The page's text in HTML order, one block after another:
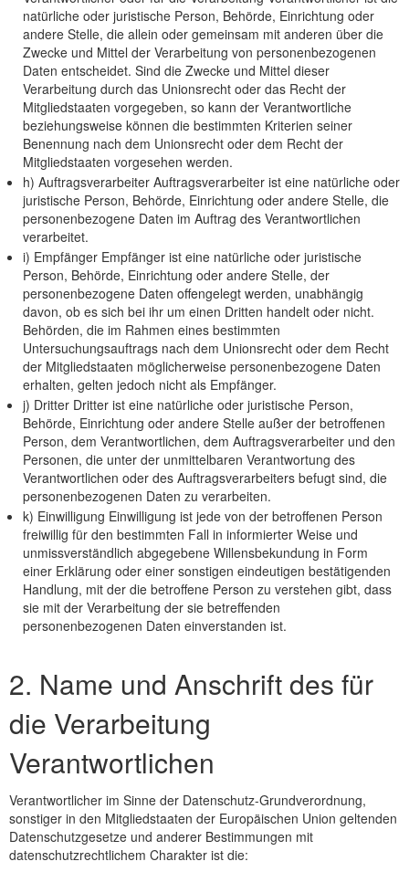
natürliche oder juristische Person, Behörde, Einrichtung oder
andere Stelle, die allein oder gemeinsam mit anderen über die
Zwecke und Mittel der Verarbeitung von personenbezogenen
Daten entscheidet. Sind die Zwecke und Mittel dieser
Verarbeitung durch das Unionsrecht oder das Recht der
Mitgliedstaaten vorgegeben, so kann der Verantwortliche
beziehungsweise können die bestimmten Kriterien seiner
Benennung nach dem Unionsrecht oder dem Recht der
Mitgliedstaaten vorgesehen werden.
h) Auftragsverarbeiter Auftragsverarbeiter ist eine natürliche oder
juristische Person, Behörde, Einrichtung oder andere Stelle, die
personenbezogene Daten im Auftrag des Verantwortlichen
verarbeitet.
i) Empfänger Empfänger ist eine natürliche oder juristische
Person, Behörde, Einrichtung oder andere Stelle, der
personenbezogene Daten offengelegt werden, unabhängig
davon, ob es sich bei ihr um einen Dritten handelt oder nicht.
Behörden, die im Rahmen eines bestimmten
Untersuchungsauftrags nach dem Unionsrecht oder dem Recht
der Mitgliedstaaten möglicherweise personenbezogene Daten
erhalten, gelten jedoch nicht als Empfänger.
j) Dritter Dritter ist eine natürliche oder juristische Person,
Behörde, Einrichtung oder andere Stelle außer der betroffenen
Person, dem Verantwortlichen, dem Auftragsverarbeiter und den
Personen, die unter der unmittelbaren Verantwortung des
Verantwortlichen oder des Auftragsverarbeiters befugt sind, die
personenbezogenen Daten zu verarbeiten.
k) Einwilligung Einwilligung ist jede von der betroffenen Person
freiwillig für den bestimmten Fall in informierter Weise und
unmissverständlich abgegebene Willensbekundung in Form
einer Erklärung oder einer sonstigen eindeutigen bestätigenden
Handlung, mit der die betroffene Person zu verstehen gibt, dass
sie mit der Verarbeitung der sie betreffenden
personenbezogenen Daten einverstanden ist.
2. Name und Anschrift des für
die Verarbeitung
Verantwortlichen
Verantwortlicher im Sinne der Datenschutz-Grundverordnung,
sonstiger in den Mitgliedstaaten der Europäischen Union geltenden
Datenschutzgesetze und anderer Bestimmungen mit
datenschutzrechtlichem Charakter ist die: